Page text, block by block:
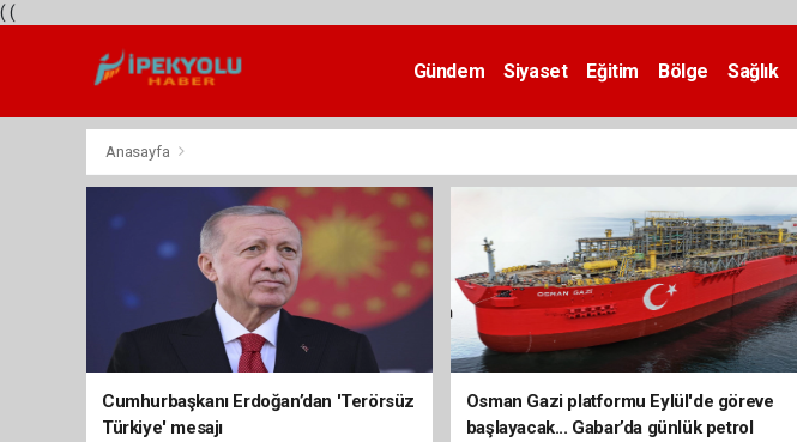
( (
Gündem Siyaset Eğitim Bölge Sağlık
Anasayfa
Cumhurbaşkanı Erdoğan’dan 'Terörsüz
Türkiye' mesajı
Osman Gazi platformu Eylül'de göreve
başlayacak... Gabar’da günlük petrol